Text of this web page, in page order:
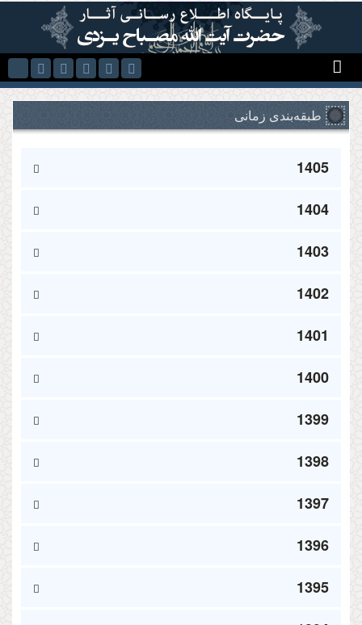
Skip to main content
طبقه‌بندی زمانی
1405
1404
1403
1402
1401
1400
1399
1398
1397
1396
1395